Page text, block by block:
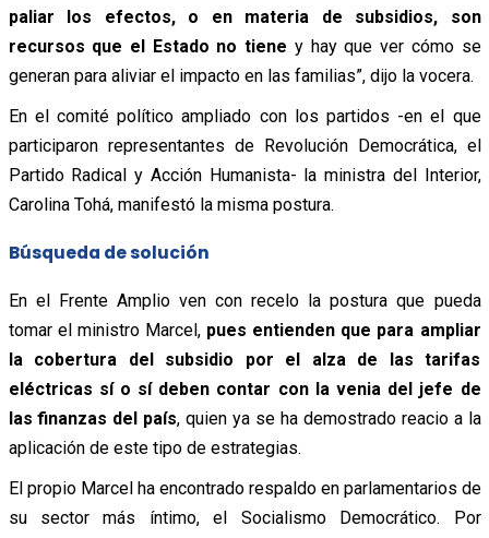
paliar los efectos, o en materia de subsidios, son
recursos que el Estado no tiene y hay que ver cómo se
generan para aliviar el impacto en las familias”, dijo la vocera.
En el comité político ampliado con los partidos -en el que
participaron representantes de Revolución Democrática, el
Partido Radical y Acción Humanista- la ministra del Interior,
Carolina Tohá, manifestó la misma postura.
Búsqueda de solución
En el Frente Amplio ven con recelo la postura que pueda
tomar el ministro Marcel, pues entienden que para ampliar
la cobertura del subsidio por el alza de las tarifas
eléctricas sí o sí deben contar con la venia del jefe de
las finanzas del país, quien ya se ha demostrado reacio a la
aplicación de este tipo de estrategias.
El propio Marcel ha encontrado respaldo en parlamentarios de
su sector más íntimo, el Socialismo Democrático. Por